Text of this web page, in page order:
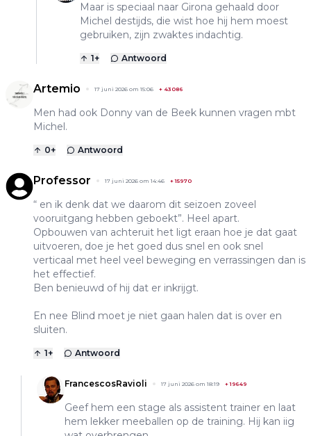
Maar is speciaal naar Girona gehaald door
Michel destijds, die wist hoe hij hem moest
gebruiken, zijn zwaktes indachtig.
1+ Antwoord
Artemio 17 juni 2026 om 15:06 + 43086
Men had ook Donny van de Beek kunnen vragen mbt
Michel.
0+ Antwoord
Professor 17 juni 2026 om 14:46 +15970
“ en ik denk dat we daarom dit seizoen zoveel
vooruitgang hebben geboekt”. Heel apart.
Opbouwen van achteruit het ligt eraan hoe je dat gaat
uitvoeren, doe je het goed dus snel en ook snel
verticaal met heel veel beweging en verrassingen dan is
het effectief.
Ben benieuwd of hij dat er inkrijgt.
En nee Blind moet je niet gaan halen dat is over en
sluiten.
1+ Antwoord
FrancescosRavioli 17 juni 2026 om 18:19 +19649
Geef hem een stage als assistent trainer en laat
hem lekker meeballen op de training. Hij kan iig